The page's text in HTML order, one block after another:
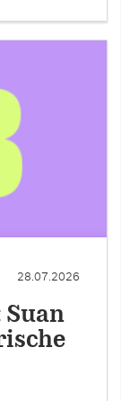
28.07.2026
Suan